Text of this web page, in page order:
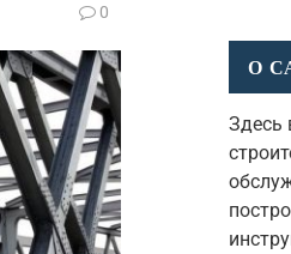
0
О
Здесь